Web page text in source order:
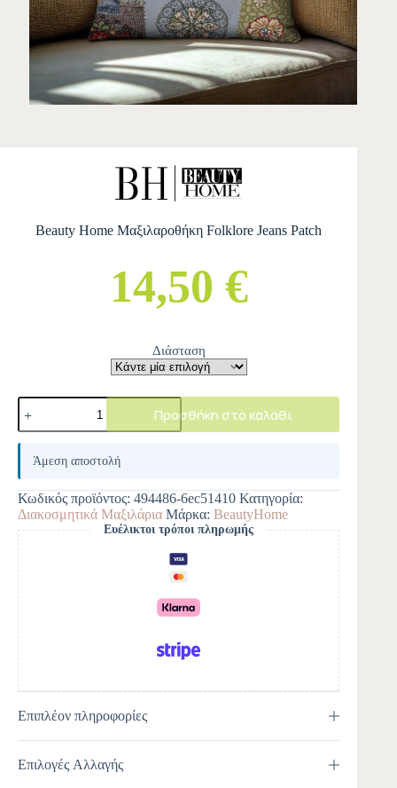
Beauty Home Μαξιλαροθήκη Folklore Jeans Patch
14,50 €
Διάσταση
Προσθήκη στο καλάθι
A
e
r
n
a
t
i
v
e
:
Άμεση αποστολή
Κωδικός προϊόντος: 494486-6ec51410 Κατηγορία:
Διακοσμητικά Μαξιλάρια Μάρκα: BeautyHome
Ευέλικτοι τρόποι πληρωμής
Επιπλέον πληροφορίες
Επιλογές Αλλαγής